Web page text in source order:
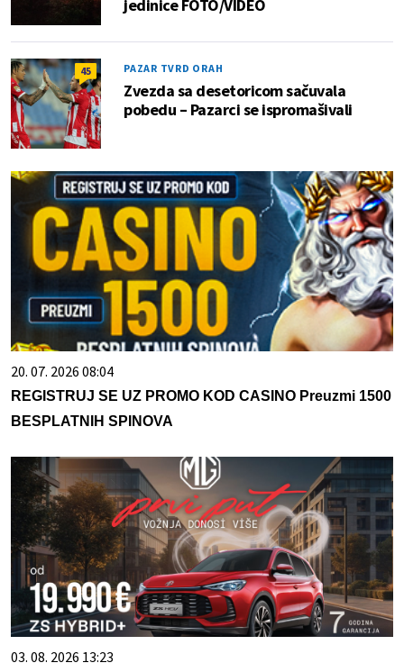
jedinice FOTO/VIDEO
45 PAZAR TVRD ORAH
Zvezda sa desetoricom sačuvala
pobedu – Pazarci se ispromašivali
20. 07. 2026 08:04
REGISTRUJ SE UZ PROMO KOD CASINO Preuzmi 1500
BESPLATNIH SPINOVA
03. 08. 2026 13:23